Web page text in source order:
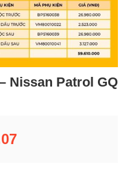
Nissan Patrol GQ
Khoảng